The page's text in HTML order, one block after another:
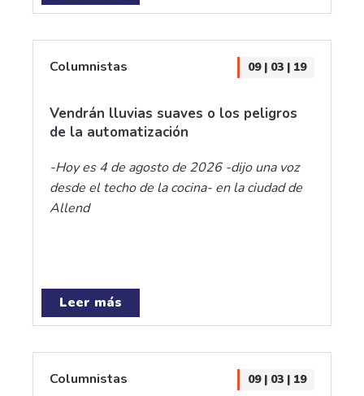
Columnistas 09 | 03 | 19
Vendrán lluvias suaves o los peligros
de la automatización
-Hoy es 4 de agosto de 2026 -dijo una voz
desde el techo de la cocina- en la ciudad de
Allend
Leer más
Columnistas 09 | 03 | 19